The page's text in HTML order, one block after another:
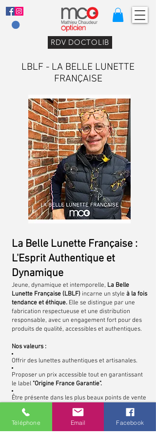
RDV DOCTOLIB
LBLF - LA BELLE LUNETTE
FRANÇAISE
La Belle Lunette Française :
L'Esprit Authentique et
Dynamique
Jeune, dynamique et intemporelle, La Belle
Lunette Française (LBLF) incarne un style à la fois
tendance et éthique. Elle se distingue par une
fabrication respectueuse et une distribution
responsable, avec un engagement fort pour des
produits de qualité, accessibles et authentiques.
Nos valeurs :
Offrir des lunettes authentiques et artisanales.
Proposer un prix accessible tout en garantissant
le label "Origine France Garantie".
Être présente dans les plus beaux points de vente
indépendants.
LBLFs'appuie également sur sa propre gamme
de verres, fabriqués dans le laboratoire VECTEUR.
Téléphone Email Facebook